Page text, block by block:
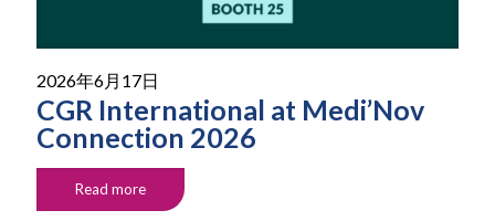
2026年6月17日
CGR International at Medi’Nov
Connection 2026
Read more